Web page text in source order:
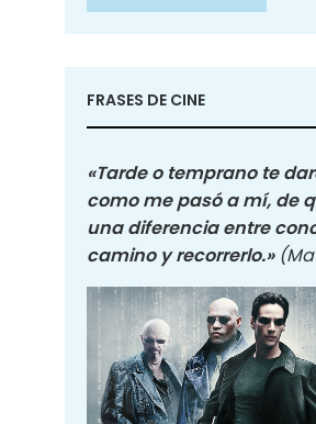
Sociales
FRASES DE CINE
«Tarde o temprano te
como me pasó a mí, de
una diferencia entre
camino y recorrerlo.»